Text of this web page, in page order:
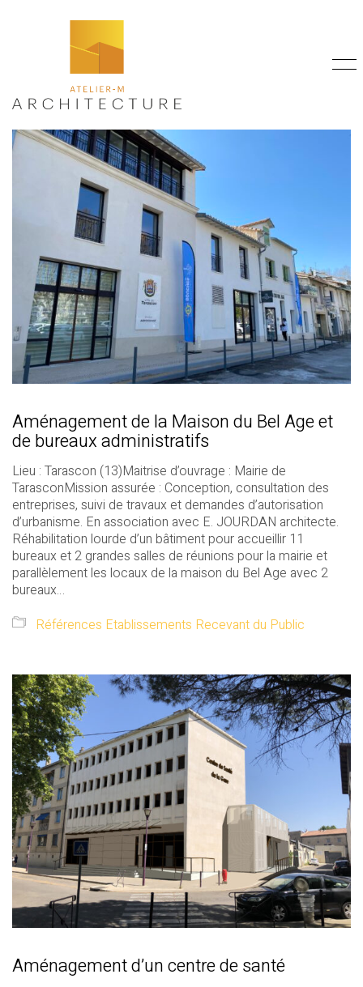
Aménagement de la Maison du Bel Age et
de bureaux administratifs
Lieu : Tarascon (13)Maitrise d’ouvrage : Mairie de
TarasconMission assurée : Conception, consultation des
entreprises, suivi de travaux et demandes d’autorisation
d’urbanisme. En association avec E. JOURDAN architecte.
Réhabilitation lourde d’un bâtiment pour accueillir 11
bureaux et 2 grandes salles de réunions pour la mairie et
parallèlement les locaux de la maison du Bel Age avec 2
bureaux…
Références Etablissements Recevant du Public
Aménagement d’un centre de santé